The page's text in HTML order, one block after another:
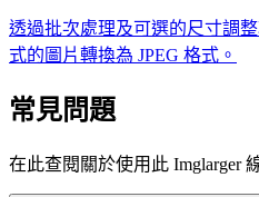
透過批次處理及可選的尺寸調
式的圖片轉換為 JPEG 格式。
常見問題
在此查閱關於使用此 Imglarger